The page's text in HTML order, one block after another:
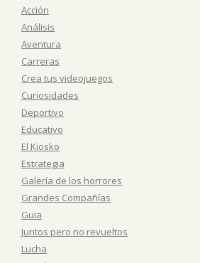
Acción
Análisis
Aventura
Carreras
Crea tus videojuegos
Curiosidades
Deportivo
Educativo
El Kiosko
Estrategia
Galería de los horrores
Grandes Compañías
Guia
Juntos pero no revueltos
Lucha